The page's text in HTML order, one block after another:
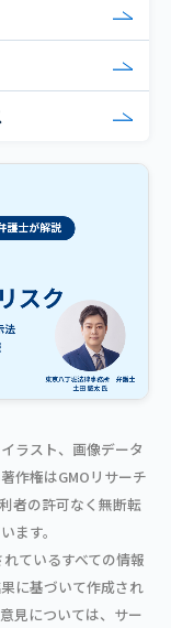
ラスト、画像データ
作権はGMOリサーチ
者の許可なく無断転
ます。
ているすべての情報
に基づいて作成され
見については、サー